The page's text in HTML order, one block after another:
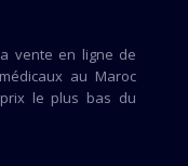
vente en ligne de
au Maroc
le plus bas du